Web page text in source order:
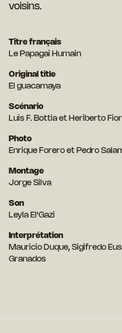
voisins.
Titre français
Le Papagai Humain
Original title
El guacamaya
Scénario
Luis F. Bottia et Heriberto
Photo
Enrique Forero et Pedro
Montage
Jorge Silva
Son
Leyla El'Gazi
Interprétation
Mauricio Duque, Sigifredo
Granados